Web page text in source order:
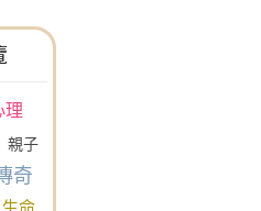
理
親子
奇
生命